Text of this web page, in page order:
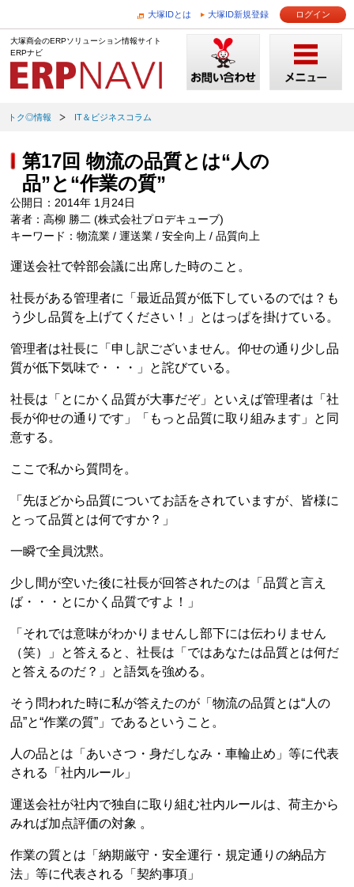
大塚IDとは 大塚ID新規登録 ログイン
大塚商会のERPソリューション情報サイト
ERPナビ
トク◎情報 IT＆ビジネスコラム
第17回 物流の品質とは“人の
品”と“作業の質”
公開日：2014年 1月24日
著者：高柳 勝二 (株式会社プロデキューブ)
キーワード：物流業 / 運送業 / 安全向上 / 品質向上
運送会社で幹部会議に出席した時のこと。
社長がある管理者に「最近品質が低下しているのでは？も
う少し品質を上げてください！」とはっぱを掛けている。
管理者は社長に「申し訳ございません。仰せの通り少し品
質が低下気味で・・・」と詫びている。
社長は「とにかく品質が大事だぞ」といえば管理者は「社
長が仰せの通りです」「もっと品質に取り組みます」と同
意する。
ここで私から質問を。
「先ほどから品質についてお話をされていますが、皆様に
とって品質とは何ですか？」
一瞬で全員沈黙。
少し間が空いた後に社長が回答されたのは「品質と言え
ば・・・とにかく品質ですよ！」
「それでは意味がわかりませんし部下には伝わりません
（笑）」と答えると、社長は「ではあなたは品質とは何だ
と答えるのだ？」と語気を強める。
そう問われた時に私が答えたのが「物流の品質とは“人の
品”と“作業の質”」であるということ。
人の品とは「あいさつ・身だしなみ・車輪止め」等に代表
される「社内ルール」
運送会社が社内で独自に取り組む社内ルールは、荷主から
みれば加点評価の対象 。
作業の質とは「納期厳守・安全運行・規定通りの納品方
法」等に代表される「契約事項」